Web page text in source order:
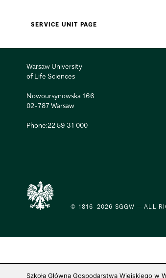
SERVICE UNIT PAGE
Warsaw University
of Life Sciences
Nowoursynowska 166
02-787 Warsaw
Phone:22 59 31 000
© 1816–2026 SGGW — ALL
Szkoła Główna Gospodarstwa Wiejskiego